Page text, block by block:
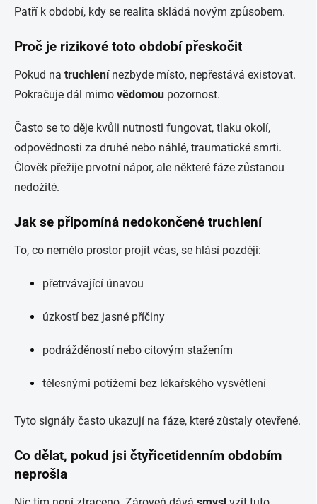
Patří k období, kdy se realita skládá novým způsobem.
Proč je rizikové toto období přeskočit
Pokud na truchlenínezbyde místo, nepřestává existovat.
Pokračuje dál mimo vědomou pozornost.
Často se to děje kvůli nutnosti fungovat, tlaku okolí,
odpovědnosti za druhé nebo náhlé, traumatické smrti.
Člověk přežije prvotní nápor, ale některé fáze zůstanou
nedožité.
Jak se připomíná nedokončené truchlení
To, co nemělo prostor projít včas, se hlásí později:
přetrvávající únavou
úzkostí bez jasné příčiny
podrážděností nebo citovým stažením
tělesnými potížemi bez lékařského vysvětlení
Tyto signály často ukazují na fáze, které zůstaly otevřené.
Co dělat, pokud jsi čtyřicetidenním obdobím
neprošla